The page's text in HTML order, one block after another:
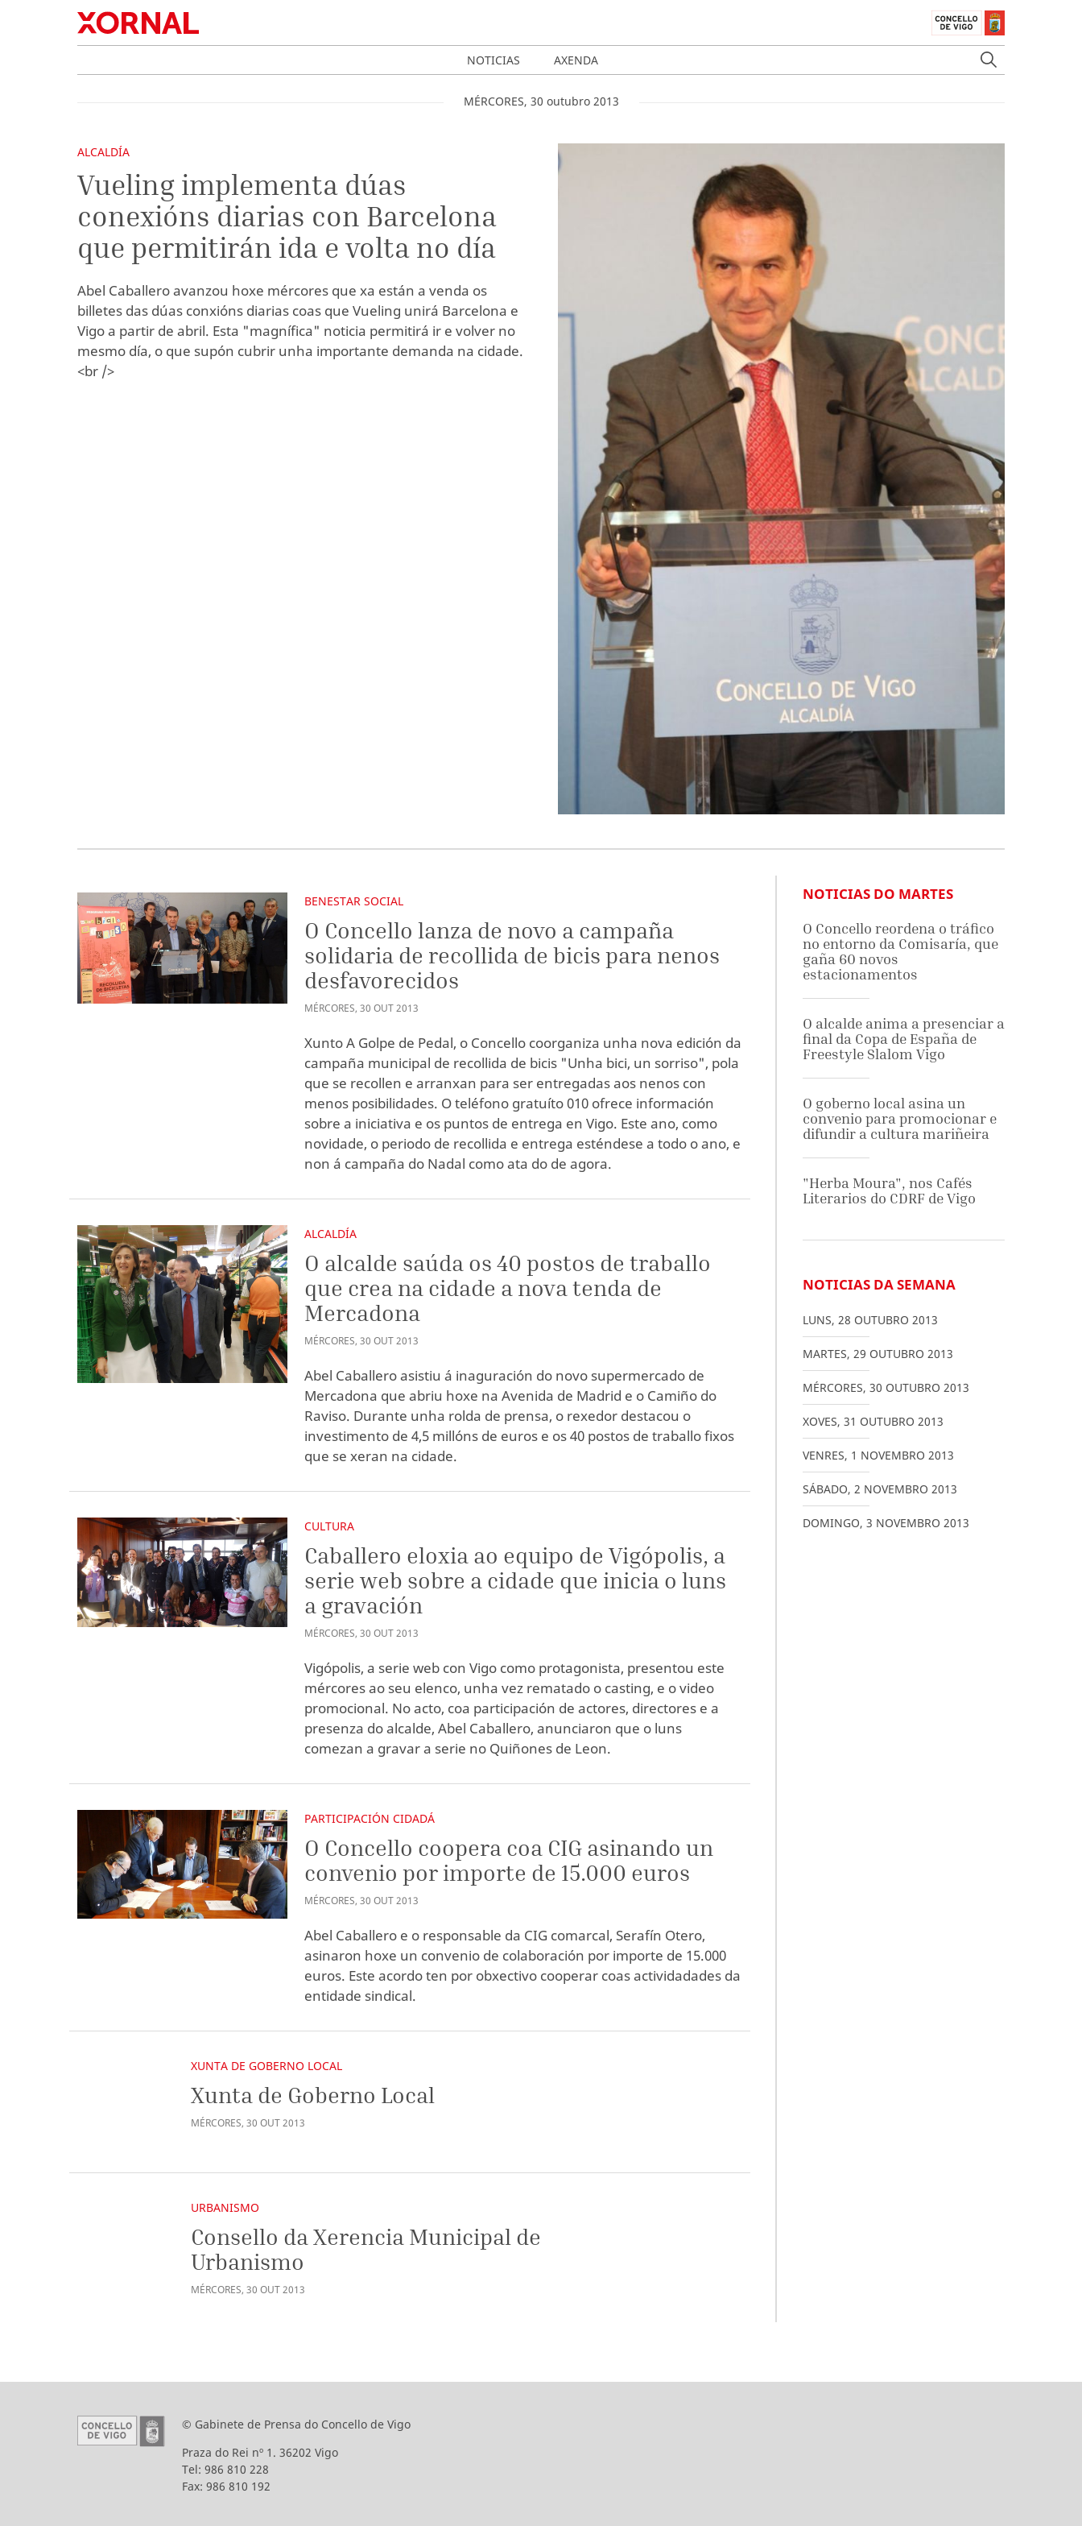
NOTICIAS AXENDA
MÉRCORES, 30 outubro 2013
ALCALDÍA
Vueling implementa dúas
conexións diarias con Barcelona
que permitirán ida e volta no día
Abel Caballero avanzou hoxe mércores que xa están a venda os
billetes das dúas conxións diarias coas que Vueling unirá Barcelona e
Vigo a partir de abril. Esta "magnífica" noticia permitirá ir e volver no
mesmo día, o que supón cubrir unha importante demanda na cidade.
<br />
BENESTAR SOCIAL
O Concello lanza de novo a campaña
solidaria de recollida de bicis para nenos
desfavorecidos
MÉRCORES,30 OUT2013
Xunto A Golpe de Pedal, o Concello coorganiza unha nova edición da
campaña municipal de recollida de bicis "Unha bici, un sorriso", pola
que se recollen e arranxan para ser entregadas aos nenos con
menos posibilidades. O teléfono gratuíto 010 ofrece información
sobre a iniciativa e os puntos de entrega en Vigo. Este ano, como
novidade, o periodo de recollida e entrega esténdese a todo o ano, e
non á campaña do Nadal como ata do de agora.
ALCALDÍA
O alcalde saúda os 40 postos de traballo
que crea na cidade a nova tenda de
Mercadona
MÉRCORES,30 OUT2013
Abel Caballero asistiu á inaguración do novo supermercado de
Mercadona que abriu hoxe na Avenida de Madrid e o Camiño do
Raviso. Durante unha rolda de prensa, o rexedor destacou o
investimento de 4,5 millóns de euros e os 40 postos de traballo fixos
que se xeran na cidade.
CULTURA
Caballero eloxia ao equipo de Vigópolis, a
serie web sobre a cidade que inicia o luns
a gravación
MÉRCORES,30 OUT2013
Vigópolis, a serie web con Vigo como protagonista, presentou este
mércores ao seu elenco, unha vez rematado o casting, e o video
promocional. No acto, coa participación de actores, directores e a
presenza do alcalde, Abel Caballero, anunciaron que o luns
comezan a gravar a serie no Quiñones de Leon.
PARTICIPACIÓN CIDADÁ
O Concello coopera coa CIG asinando un
convenio por importe de 15.000 euros
MÉRCORES,30 OUT2013
Abel Caballero e o responsable da CIG comarcal, Serafín Otero,
asinaron hoxe un convenio de colaboración por importe de 15.000
euros. Este acordo ten por obxectivo cooperar coas actividadades da
entidade sindical.
XUNTA DE GOBERNO LOCAL
Xunta de Goberno Local
MÉRCORES,30 OUT2013
URBANISMO
Consello da Xerencia Municipal de
Urbanismo
MÉRCORES,30 OUT2013
NOTICIAS DO MARTES
O Concello reordena o tráfico
no entorno da Comisaría, que
gaña 60 novos
estacionamentos
O alcalde anima a presenciar a
final da Copa de España de
Freestyle Slalom Vigo
O goberno local asina un
convenio para promocionar e
difundir a cultura mariñeira
"Herba Moura", nos Cafés
Literarios do CDRF de Vigo
NOTICIAS DA SEMANA
LUNS, 28 OUTUBRO 2013
MARTES, 29 OUTUBRO 2013
MÉRCORES, 30 OUTUBRO 2013
XOVES, 31 OUTUBRO 2013
VENRES, 1 NOVEMBRO 2013
SÁBADO, 2 NOVEMBRO 2013
DOMINGO, 3 NOVEMBRO 2013
© Gabinete de Prensa do Concello de Vigo
Praza do Rei nº 1. 36202 Vigo
Tel: 986 810 228
Fax: 986 810 192